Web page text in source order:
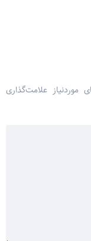
موردنیاز علامت‌گذاری